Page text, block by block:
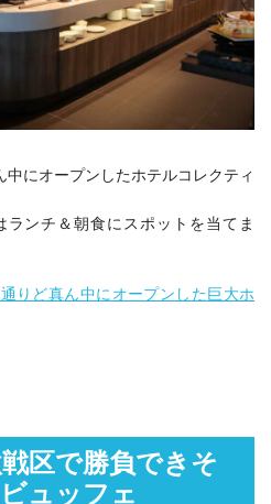
にオープンしたホテルコレクティ
ンチ＆朝食にスポットを当てま
りど真ん中にオープンした巨大ホ
区で勝負できそ
ュッフェ